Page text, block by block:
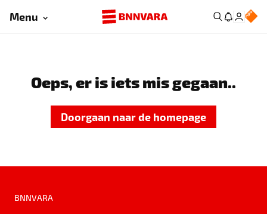
Menu
Oeps, er is iets mis gegaan..
Doorgaan naar de homepage
BNNVARA